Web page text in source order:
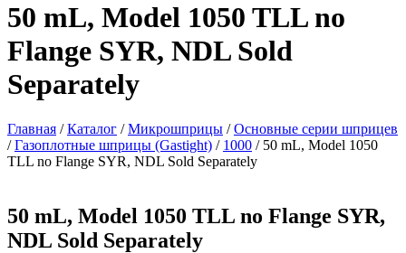
50 mL, Model 1050 TLL no
Flange SYR, NDL Sold
Separately
Главная /Каталог /Микрошприцы /Основные серии шприцев
/Газоплотные шприцы (Gastight) / 1000 / 50 mL, Model 1050
TLL no Flange SYR, NDL Sold Separately
50 mL, Model 1050 TLL no Flange SYR,
NDL Sold Separately